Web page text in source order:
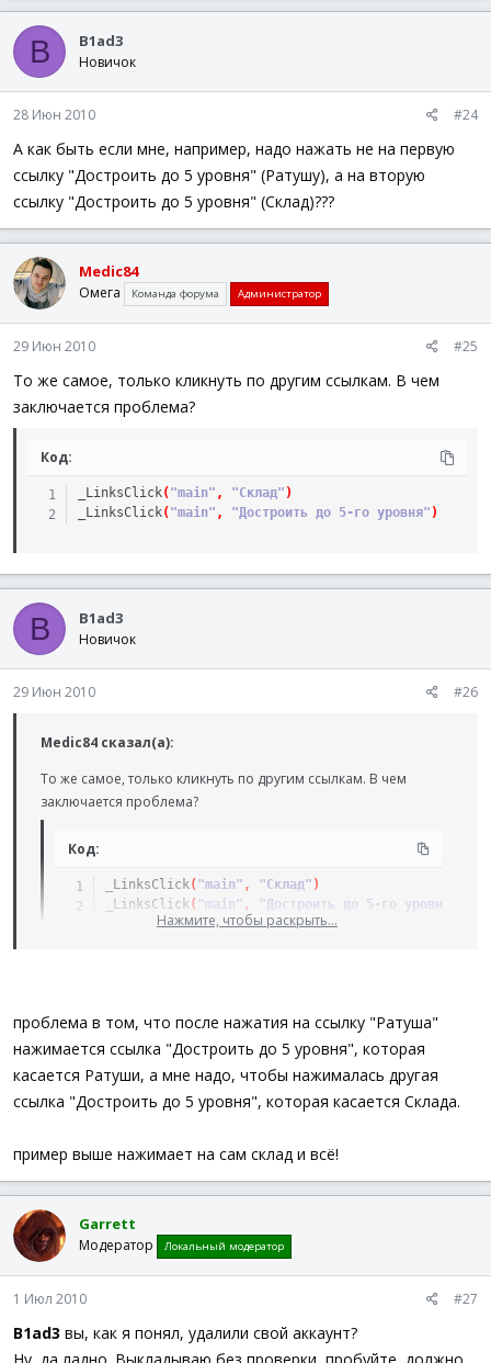
B B1ad3
Новичок
28 Июн 2010 #24
А как быть если мне, например, надо нажать не на первую
ссылку "Достроить до 5 уровня" (Ратушу), а на вторую
ссылку "Достроить до 5 уровня" (Склад)???
Medic84
Омега Команда форума Администратор
29 Июн 2010 #25
То же самое, только кликнуть по другим ссылкам. В чем
заключается проблема?
Код:
_LinksClick( "main" , "Склад" )
_LinksClick( "main" , "Достроить до 5-го уровня" )
B B1ad3
Новичок
29 Июн 2010 #26
Medic84 сказал(а):
То же самое, только кликнуть по другим ссылкам. В чем
заключается проблема?
Код:
_LinksClick( "main" , "Склад" )
_LinksClick( "main" , "Достроить до 5-го уровня"
Нажмите, чтобы раскрыть...
проблема в том, что после нажатия на ссылку "Ратуша"
нажимается ссылка "Достроить до 5 уровня", которая
касается Ратуши, а мне надо, чтобы нажималась другая
ссылка "Достроить до 5 уровня", которая касается Склада.
пример выше нажимает на сам склад и всё!
Garrett
Модератор Локальный модератор
1 Июл 2010 #27
B1ad3 вы, как я понял, удалили свой аккаунт?